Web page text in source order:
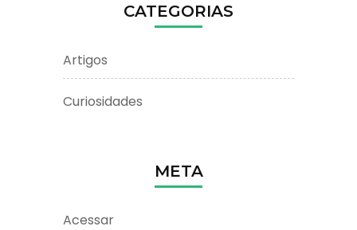
CATEGORIAS
Artigos
Curiosidades
META
Acessar